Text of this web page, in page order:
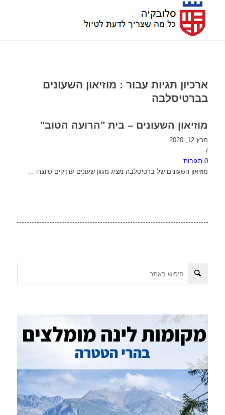
ארכיון תגיות עבור : מוזיאון השעונים
בברטיסלבה
מוזיאון השעונים – בית "הרועה הטוב"
מרץ 12, 2020
/
0 תגובות
מוזיאון השעונים של ברטיסלבה מציג מגוון שעונים עתיקים שיוצרו …